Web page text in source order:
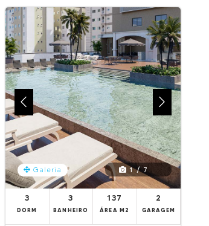
Galeria 1 / 7
3
DORM
3
BANHEIRO
137
ÁREA M2
2
GARAGEM